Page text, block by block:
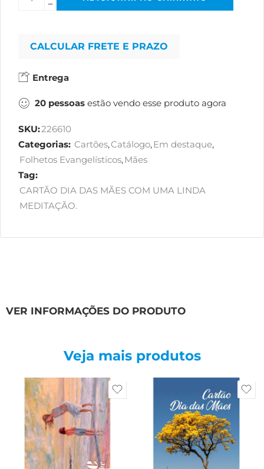
CALCULAR FRETE E PRAZO
Entrega
20 pessoas estão vendo esse produto agora
SKU:226610
Categorias: Cartões,Catálogo,Em destaque,
Folhetos Evangelísticos,Mães
Tag:
CARTÃO DIA DAS MÃES COM UMA LINDA
MEDITAÇÃO.
VER INFORMAÇÕES DO PRODUTO
Veja mais produtos